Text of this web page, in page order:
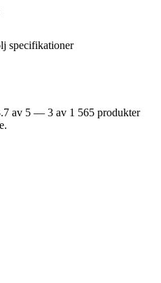
specifikationer
av 5 — 3 av 1 565 produkter